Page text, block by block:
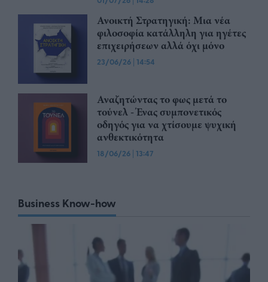
Ανοικτή Στρατηγική: Μια νέα
φιλοσοφία κατάλληλη για ηγέτες
επιχειρήσεων αλλά όχι μόνο
23/06/26 | 14:54
Αναζητώντας το φως μετά το
τούνελ - Ένας συμπονετικός
οδηγός για να χτίσουμε ψυχική
ανθεκτικότητα
18/06/26 | 13:47
Business Know-how